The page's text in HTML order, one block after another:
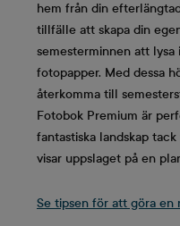
hem från din
tillfälle att skapa din
semesterminnen att
fotopapper. Med dessa
återkomma till
Fotobok Premium är
fantastiska landskap
visar uppslaget på en
Se tipsen för att göra en